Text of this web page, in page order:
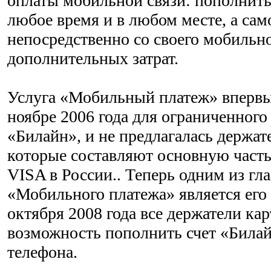
любое время и в любом месте, а
непосредственно со своего
дополнительных затрат.
Услуга «Мобильный платеж»
ноябре 2006 года для
«Билайн», и не предлагалась
которые составляют основную
VISA в России.. Теперь одним из
«Мобильного платежа» является
октября 2008 года все держатели
возможность пополнить счет
телефона.